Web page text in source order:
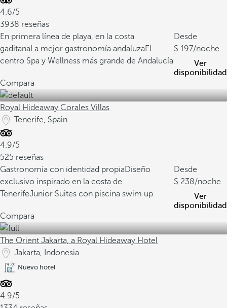
4.6/5
3938 reseñas
En primera línea de playa, en la costa
gaditanaLa mejor gastronomía andaluzaEl
centro Spa y Wellness más grande de Andalucía
Desde
197/noche
Ver
disponibilidad
Compara
Royal Hideaway Corales Villas
Tenerife, Spain
4.9/5
525 reseñas
Gastronomía con identidad propiaDiseño
exclusivo inspirado en la costa de
TenerifeJunior Suites con piscina swim up
Desde
238/noche
Ver
disponibilidad
Compara
The Orient Jakarta, a Royal Hideaway Hotel
Jakarta, Indonesia
Nuevo hotel
4.9/5